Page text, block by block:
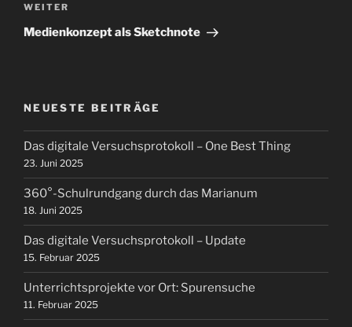
Nächster
Beitrag
WEITER
Medienkonzept als Sketchnote
NEUESTE BEITRÄGE
Das digitale Versuchsprotokoll – One Best Thing
23. Juni 2025
360°-Schulrundgang durch das Marianum
18. Juni 2025
Das digitale Versuchsprotokoll – Update
15. Februar 2025
Unterrichtsprojekte vor Ort: Spurensuche
11. Februar 2025